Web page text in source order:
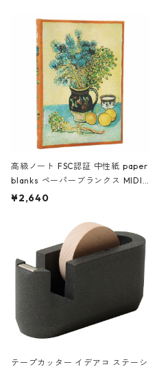
高級ノート FSC認証 中性紙 paper
blanks ペーパーブランクス MIDI
ハードカバー 罫線 ヴァン・ゴッホ
¥2,640
テープカッター イデアコ ステーシ